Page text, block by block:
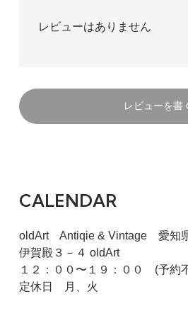
レビューはありません
レビューを書
CALENDAR
oldArt Antiqie & Vintage 愛知
伊賀殿３－４ oldArt
１２：００〜１９：００ (予約
定休日 月、火